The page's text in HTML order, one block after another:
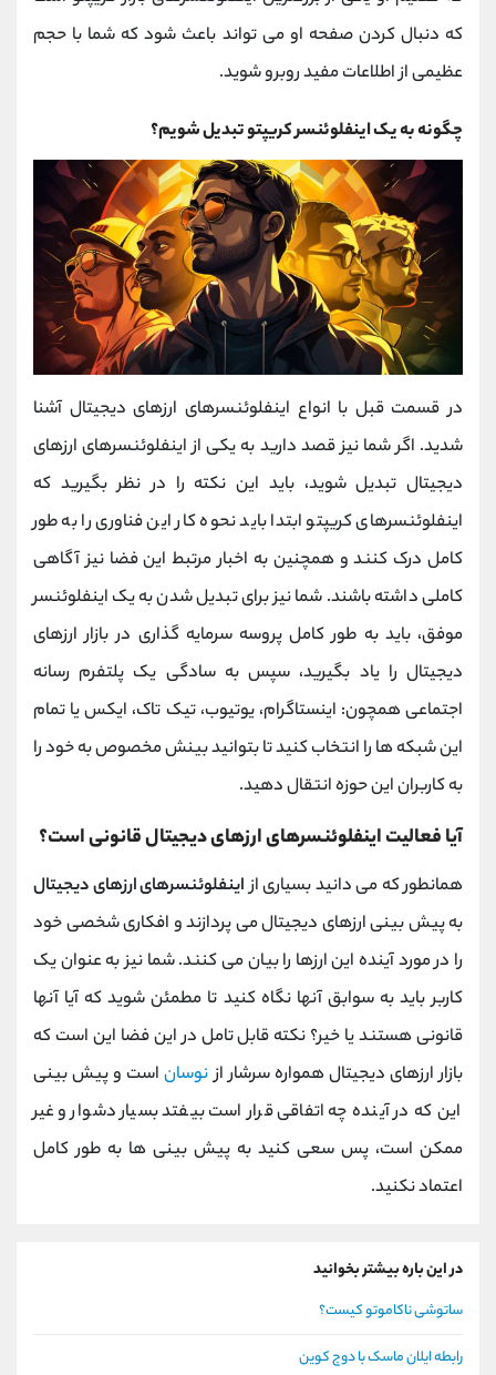
که دنبال کردن صفحه او می تواند باعث شود که شما با حجم
عظیمی از اطلاعات مفید روبرو شوید.
چگونه به یک اینفلوئنسر کریپتو تبدیل شویم؟
در قسمت قبل با انواع اینفلوئنسرهای ارزهای دیجیتال آشنا
شدید. اگر شما نیز قصد دارید به یکی از اینفلوئنسرهای ارزهای
دیجیتال تبدیل شوید، باید این نکته را در نظر بگیرید که
اینفلوئنسرهای کریپتو ابتدا باید نحوه کار این فناوری را به طور
کامل درک کنند و همچنین به اخبار مرتبط این فضا نیز آگاهی
کاملی داشته باشند. شما نیز برای تبدیل شدن به یک اینفلوئنسر
موفق، باید به طور کامل پروسه سرمایه گذاری در بازار ارزهای
دیجیتال را یاد بگیرید، سپس به سادگی یک پلتفرم رسانه
اجتماعی همچون: اینستاگرام، یوتیوب، تیک تاک، ایکس یا تمام
این شبکه ها را انتخاب کنید تا بتوانید بینش مخصوص به خود را
به کاربران این حوزه انتقال دهید.
آیا فعالیت اینفلوئنسرهای ارزهای دیجیتال قانونی است؟
همانطور که می دانید بسیاری ازاینفلوئنسرهای ارزهای دیجیتال
به پیش بینی ارزهای دیجیتال می پردازند و افکاری شخصی خود
را در مورد آینده این ارزها را بیان می کنند. شما نیز به عنوان یک
کاربر باید به سوابق آنها نگاه کنید تا مطمئن شوید که آیا آنها
قانونی هستند یا خیر؟ نکته قابل تامل در این فضا این است که
بازار ارزهای دیجیتال همواره سرشار ازنوساناست و پیش بینی
این که در آینده چه اتفاقی قرار است بیفتد بسیار دشوار و غیر
ممکن است، پس سعی کنید به پیش بینی ها به طور کامل
اعتماد نکنید.
در این باره بیشتر بخوانید
ساتوشی ناکاموتو کیست؟
رابطه ایلان ماسک با دوج کوین